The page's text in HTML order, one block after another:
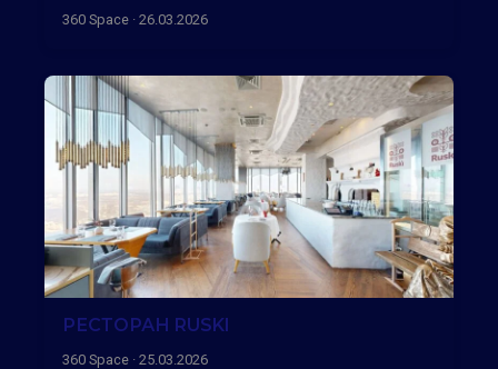
360 Space · 26.03.2026
РЕСТОРАН RUSKI
360 Space · 25.03.2026